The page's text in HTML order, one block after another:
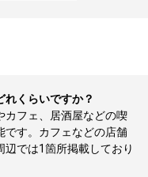
くらいですか？
カフェ、居酒屋などの喫
です。カフェなどの店舗
では1箇所掲載しており